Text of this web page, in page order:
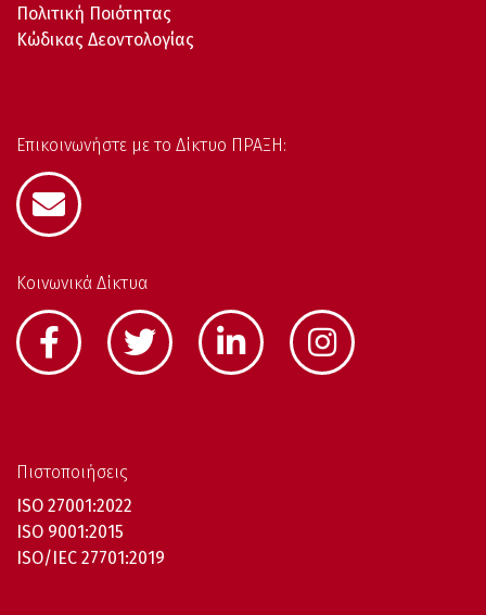
Πολιτική Ποιότητας
Κώδικας Δεοντολογίας
Επικοινωνήστε με το Δίκτυο ΠΡΑΞΗ:
Κοινωνικά Δίκτυα
Πιστοποιήσεις
ISO 27001:2022
ISO 9001:2015
ISO/IEC 27701:2019